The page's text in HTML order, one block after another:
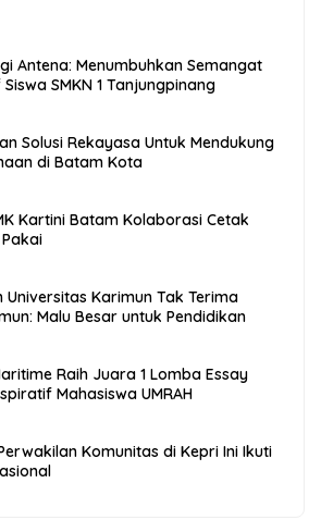
Antena: Menumbuhkan Semangat
SMKN 1 Tanjungpinang
Solusi Rekayasa Untuk Mendukung
di Batam Kota
Kartini Batam Kolaborasi Cetak
Universitas Karimun Tak Terima
Malu Besar untuk Pendidikan
Raih Juara 1 Lomba Essay
Mahasiswa UMRAH
Komunitas di Kepri Ini Ikuti